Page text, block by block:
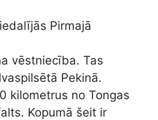
Pirmajā
vēstniecība. Tas
Pekinā.
kilometrus no Tongas
Kopumā šeit ir